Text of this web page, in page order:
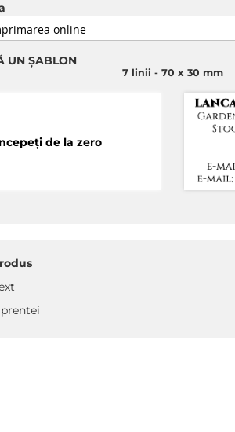
UN ȘABLON
7 linii 70 x 30 mm
de la zero